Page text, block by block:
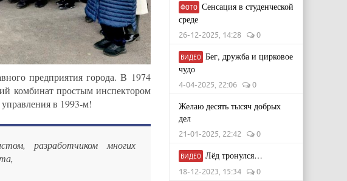
предприятия города. В 1974
комбинат простым инспектором
в 1993-м!
разработчиком многих
ФОТО Сенсация в студенческой
среде
26-12-2025, 14:28 0
ВИДЕО Бег, дружба и цирковое
чудо
4-04-2025, 22:06 0
Желаю десять тысяч добрых
дел
21-01-2025, 22:42 0
ВИДЕО Лёд тронулся…
18-12-2023, 15:34 0